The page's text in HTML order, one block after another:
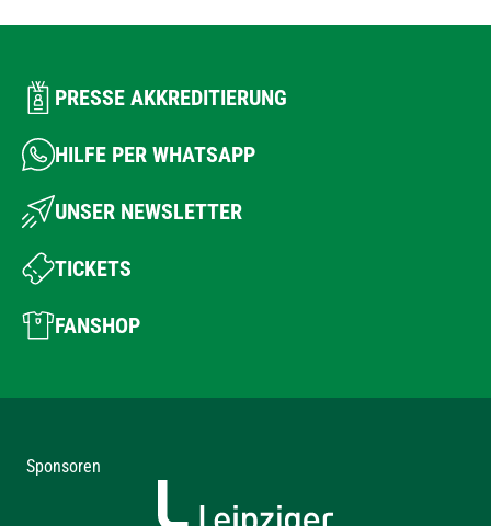
PRESSE AKKREDITIERUNG
HILFE PER WHATSAPP
UNSER NEWSLETTER
TICKETS
FANSHOP
Sponsoren